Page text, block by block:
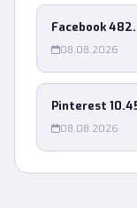
Facebook
08.08.2026
Pinterest
08.08.2026